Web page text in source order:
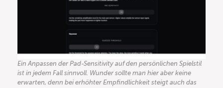
Ein Anpassen der Pad-Sensitivity auf den persönlichen Spielstil
ist in jedem Fall sinnvoll. Wunder sollte man hier aber keine
erwarten, denn bei erhöhter Empfindlichkeit steigt auch das